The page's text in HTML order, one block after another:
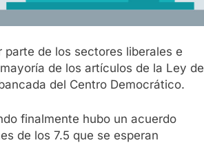
de los sectores liberales e
de los artículos de la Ley de
del Centro Democrático.
finalmente hubo un acuerdo
de los 7.5 que se esperan